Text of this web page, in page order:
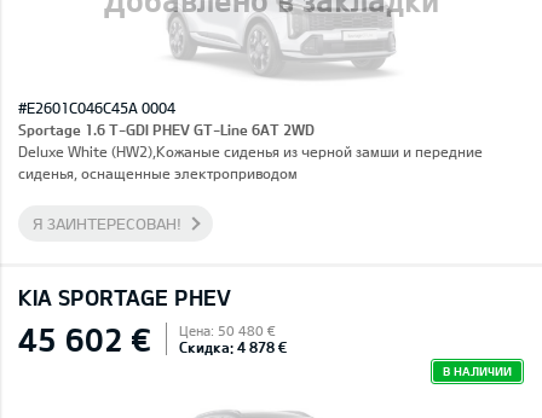
#E2601C046C45A 0004
Sportage 1.6 T-GDI PHEV GT-Line 6AT 2WD
Deluxe White (HW2),Кожаные сиденья из черной замши и передние
сиденья, оснащенные электроприводом
Я ЗАИНТЕРЕСОВАН!
KIA SPORTAGE PHEV
45 602 € Цена: 50 480 €
Скидка: 4 878 €
В НАЛИЧИИ